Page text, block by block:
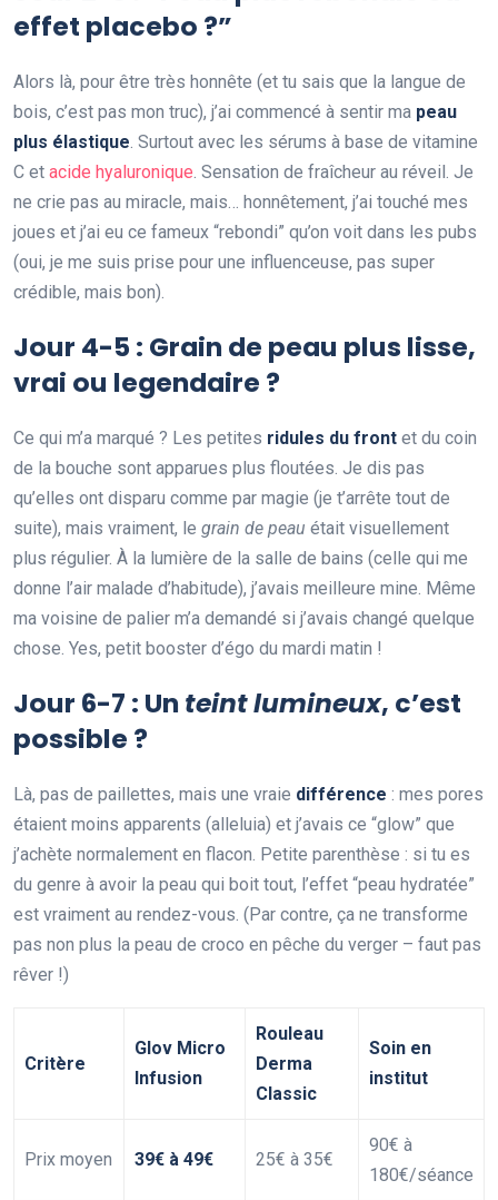
effet placebo ?”
Alors là, pour être très honnête (et tu sais que la langue de
bois, c’est pas mon truc), j’ai commencé à sentir ma peau
plus élastique. Surtout avec les sérums à base de vitamine
C et acide hyaluronique. Sensation de fraîcheur au réveil. Je
ne crie pas au miracle, mais… honnêtement, j’ai touché mes
joues et j’ai eu ce fameux “rebondi” qu’on voit dans les pubs
(oui, je me suis prise pour une influenceuse, pas super
crédible, mais bon).
Jour 4-5 : Grain de peau plus lisse,
vrai ou legendaire ?
Ce qui m’a marqué ? Les petites ridules du front et du coin
de la bouche sont apparues plus floutées. Je dis pas
qu’elles ont disparu comme par magie (je t’arrête tout de
suite), mais vraiment, le grain de peau était visuellement
plus régulier. À la lumière de la salle de bains (celle qui me
donne l’air malade d’habitude), j’avais meilleure mine. Même
ma voisine de palier m’a demandé si j’avais changé quelque
chose. Yes, petit booster d’égo du mardi matin !
Jour 6-7 : Un teint lumineux, c’est
possible ?
Là, pas de paillettes, mais une vraie différence : mes pores
étaient moins apparents (alleluia) et j’avais ce “glow” que
j’achète normalement en flacon. Petite parenthèse : si tu es
du genre à avoir la peau qui boit tout, l’effet “peau hydratée”
est vraiment au rendez-vous. (Par contre, ça ne transforme
pas non plus la peau de croco en pêche du verger – faut pas
rêver !)
Critère
Glov Micro
Infusion
Rouleau
Derma
Classic
Soin en
institut
Prix moyen 39€ à 49€ 25€ à 35€
90€ à
180€/séance